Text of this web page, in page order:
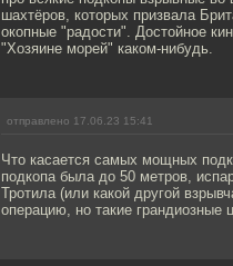
шахтёров, которых призвала
окопные "радости". Достойное
"Хозяине морей" каком-нибудь.
отправлено 17.06.23 15:41
Что касается самых мощных
подкопа была до 50 метров,
Тротила (или какой другой
операцию, но такие грандиозные